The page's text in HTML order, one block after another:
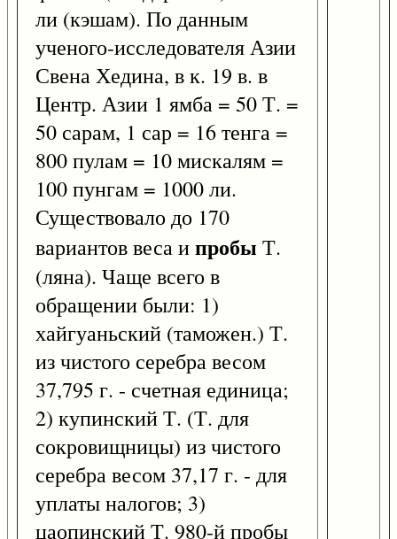
ли (кэшам). По данным
ученого-исследователя Азии
Свена Хедина, в к. 19 в. в
Центр. Азии 1 ямба = 50 Т. =
50 сарам, 1 сар = 16 тенга =
800 пулам = 10 мискалям =
100 пунгам = 1000 ли.
Существовало до 170
вариантов веса ипробы Т.
(ляна). Чаще всего в
обращении были: 1)
хайгуаньский (таможен.) Т.
из чистого серебра весом
37,795 г. - счетная единица;
2) купинский Т. (Т. для
сокровищницы) из чистого
серебра весом 37,17 г. - для
уплаты налогов; 3)
цаопинский Т. 980-й пробы